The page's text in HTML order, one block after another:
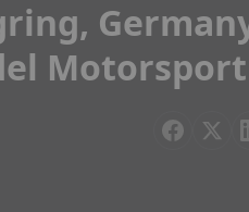
Motorsport